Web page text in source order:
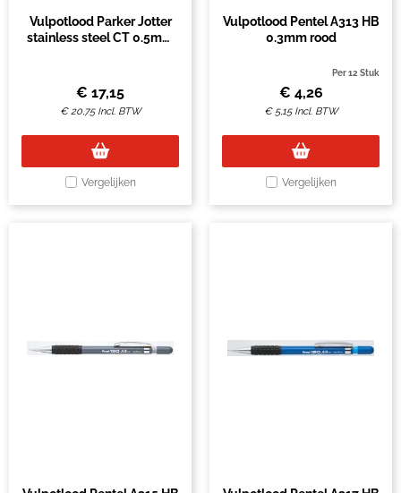
Vulpotlood Parker Jotter
stainless steel CT 0.5mm
€ 17,15
€20,75 Incl. BTW
Vergelijken
Vulpotlood Pentel A313 HB
0.3mm rood
Per 12 Stuk
€ 4,26
€ 5,15 Incl. BTW
Vergelijken